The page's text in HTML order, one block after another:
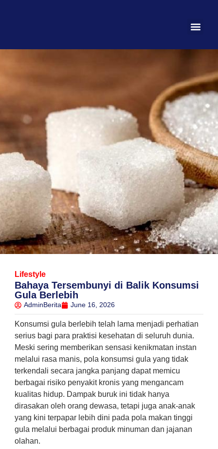
Lifestyle
Bahaya Tersembunyi di Balik Konsumsi
Gula Berlebih
AdminBerita June 16, 2026
Konsumsi gula berlebih telah lama menjadi perhatian
serius bagi para praktisi kesehatan di seluruh dunia.
Meski sering memberikan sensasi kenikmatan instan
melalui rasa manis, pola konsumsi gula yang tidak
terkendali secara jangka panjang dapat memicu
berbagai risiko penyakit kronis yang mengancam
kualitas hidup. Dampak buruk ini tidak hanya
dirasakan oleh orang dewasa, tetapi juga anak-anak
yang kini terpapar lebih dini pada pola makan tinggi
gula melalui berbagai produk minuman dan jajanan
olahan.